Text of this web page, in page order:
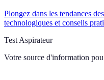
Plongez dans les tendances
technologiques et conseils
Test Aspirateur
Votre source d'information